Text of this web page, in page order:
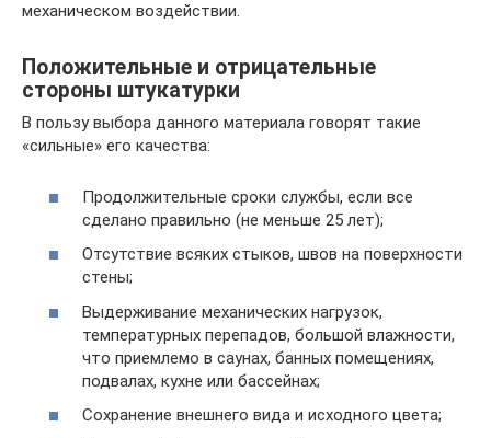
механическом воздействии.
Положительные и отрицательные
стороны штукатурки
В пользу выбора данного материала говорят такие
«сильные» его качества:
Продолжительные сроки службы, если все
сделано правильно (не меньше 25 лет);
Отсутствие всяких стыков, швов на поверхности
стены;
Выдерживание механических нагрузок,
температурных перепадов, большой влажности,
что приемлемо в саунах, банных помещениях,
подвалах, кухне или бассейнах;
Сохранение внешнего вида и исходного цвета;